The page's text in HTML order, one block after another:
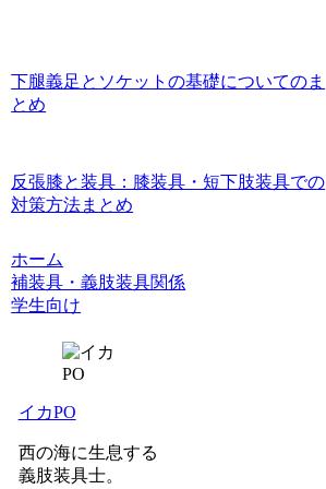
下腿義足とソケットの基礎についてのま
とめ
反張膝と装具：膝装具・短下肢装具での
対策方法まとめ
ホーム
補装具・義肢装具関係
学生向け
イカPO
西の海に生息する
義肢装具士。